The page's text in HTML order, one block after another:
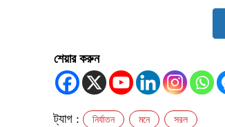
শেয়ার করুন
ট্যাগ : নির্যাতন মনে সরল